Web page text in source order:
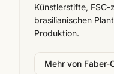
Künstlerstifte,
brasilianischen
Produktion.
Mehr von Faber-